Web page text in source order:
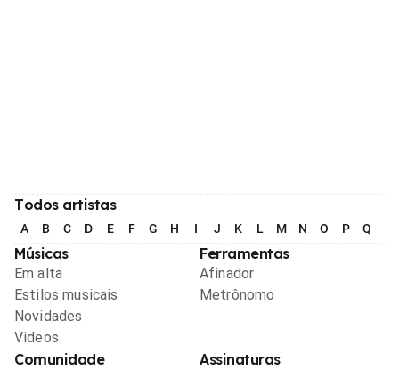
Todos artistas
A B C D E F G H I J K L M N O P Q
Músicas
Em alta
Estilos musicais
Novidades
Videos
Ferramentas
Afinador
Metrônomo
Comunidade Assinaturas